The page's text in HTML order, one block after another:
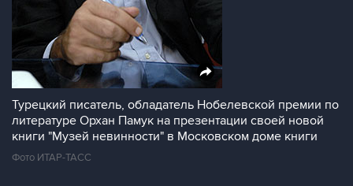
Турецкий писатель, обладатель Нобелевской премии по
литературе Орхан Памук на презентации своей новой
книги "Музей невинности" в Московском доме книги
Фото ИТАР-ТАСС